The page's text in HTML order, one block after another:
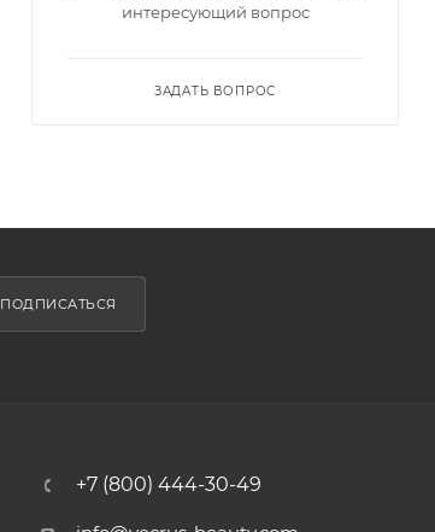
интересующий вопрос
ЗАДАТЬ ВОПРОС
ПОДПИСАТЬСЯ
+7 (800) 444-30-49